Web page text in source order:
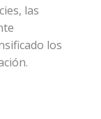
las
los